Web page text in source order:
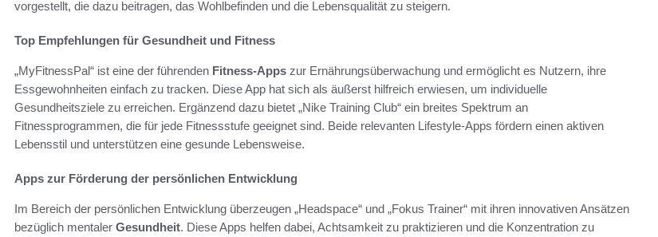
vorgestellt, die dazu beitragen, das Wohlbefinden und die Lebensqualität zu steigern.
Top Empfehlungen für Gesundheit und Fitness
„MyFitnessPal“ ist eine der führenden Fitness-Apps zur Ernährungsüberwachung und ermöglicht es Nutzern, ihre
Essgewohnheiten einfach zu tracken. Diese App hat sich als äußerst hilfreich erwiesen, um individuelle
Gesundheitsziele zu erreichen. Ergänzend dazu bietet „Nike Training Club“ ein breites Spektrum an
Fitnessprogrammen, die für jede Fitnessstufe geeignet sind. Beide relevanten Lifestyle-Apps fördern einen aktiven
Lebensstil und unterstützen eine gesunde Lebensweise.
Apps zur Förderung der persönlichen Entwicklung
Im Bereich der persönlichen Entwicklung überzeugen „Headspace“ und „Fokus Trainer“ mit ihren innovativen Ansätzen
bezüglich mentaler Gesundheit. Diese Apps helfen dabei, Achtsamkeit zu praktizieren und die Konzentration zu